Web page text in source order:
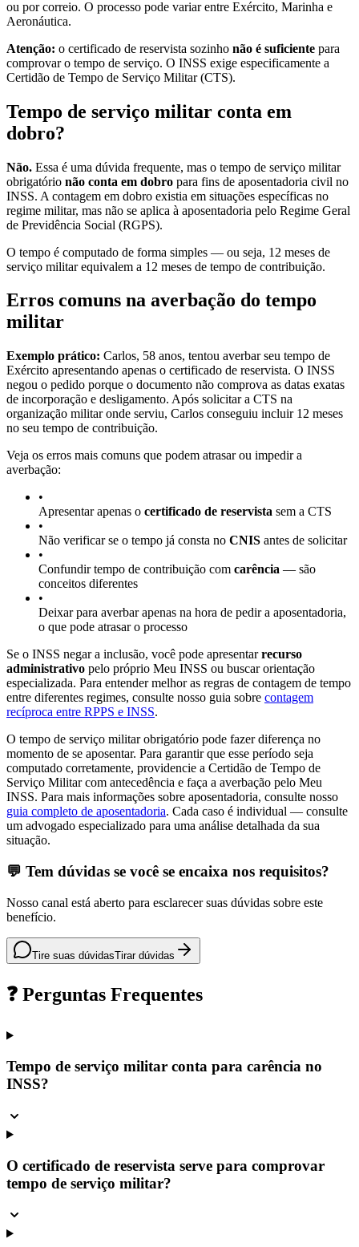
ou por correio. O processo pode variar entre Exército, Marinha e
Aeronáutica.
Atenção: o certificado de reservista sozinho não é suficiente para
comprovar o tempo de serviço. O INSS exige especificamente a
Certidão de Tempo de Serviço Militar (CTS).
Tempo de serviço militar conta em
dobro?
Não. Essa é uma dúvida frequente, mas o tempo de serviço militar
obrigatório não conta em dobro para fins de aposentadoria civil no
INSS. A contagem em dobro existia em situações específicas no
regime militar, mas não se aplica à aposentadoria pelo Regime Geral
de Previdência Social (RGPS).
O tempo é computado de forma simples — ou seja, 12 meses de
serviço militar equivalem a 12 meses de tempo de contribuição.
Erros comuns na averbação do tempo
militar
Exemplo prático: Carlos, 58 anos, tentou averbar seu tempo de
Exército apresentando apenas o certificado de reservista. O INSS
negou o pedido porque o documento não comprova as datas exatas
de incorporação e desligamento. Após solicitar a CTS na
organização militar onde serviu, Carlos conseguiu incluir 12 meses
no seu tempo de contribuição.
Veja os erros mais comuns que podem atrasar ou impedir a
averbação:
•
Apresentar apenas o certificado de reservista sem a CTS
•
Não verificar se o tempo já consta no CNIS antes de solicitar
•
Confundir tempo de contribuição com carência — são
conceitos diferentes
•
Deixar para averbar apenas na hora de pedir a aposentadoria,
o que pode atrasar o processo
Se o INSS negar a inclusão, você pode apresentarrecurso
administrativo pelo próprio Meu INSS ou buscar orientação
especializada. Para entender melhor as regras de contagem de tempo
entre diferentes regimes, consulte nosso guia sobre contagem
recíproca entre RPPS e INSS.
O tempo de serviço militar obrigatório pode fazer diferença no
momento de se aposentar. Para garantir que esse período seja
computado corretamente, providencie a Certidão de Tempo de
Serviço Militar com antecedência e faça a averbação pelo Meu
INSS. Para mais informações sobre aposentadoria, consulte nosso
guia completo de aposentadoria. Cada caso é individual — consulte
um advogado especializado para uma análise detalhada da sua
situação.
💬 Tem dúvidas se você se encaixa nos requisitos?
Nosso canal está aberto para esclarecer suas dúvidas sobre este
benefício.
Tire suas dúvidasTirar dúvidas
❓ Perguntas Frequentes
Tempo de serviço militar conta para carência no
INSS?
O certificado de reservista serve para comprovar
tempo de serviço militar?